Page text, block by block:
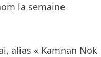
la semaine
alias « Kamnan Nok